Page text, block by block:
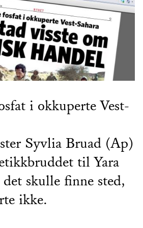
i okkuperte Vest-
Syvlia Bruad (Ap)
til Yara
skulle finne sted,
ikke.